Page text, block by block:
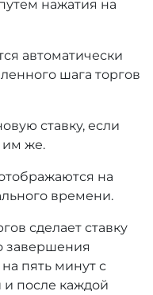
нажатия на
автоматически
шага торгов
ставку, если
им же.
на
времени.
сделает ставку
завершения
пять минут с
и после каждой